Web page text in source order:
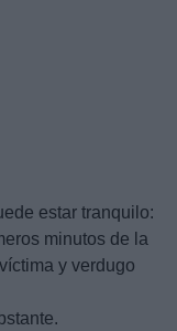
estar tranquilo:
minutos de la
y verdugo